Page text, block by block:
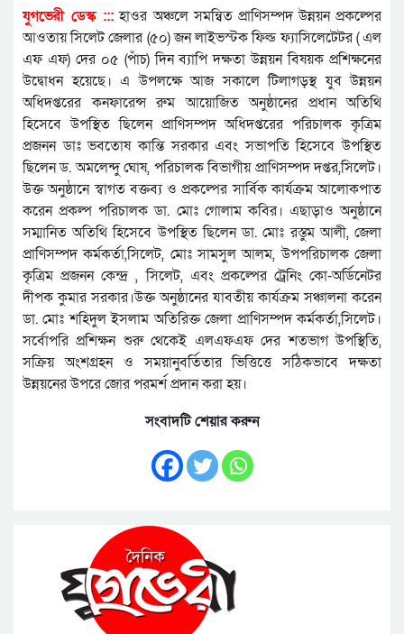
যুগভেরী ডেস্ক ::: হাওর অঞ্চলে সমন্বিত প্রাণিসম্পদ উন্নয়ন প্রকল্পের
আওতায় সিলেট জেলার (৫০) জন লাইভস্টক ফিল্ড ফ্যাসিলেটেটর ( এল
এফ এফ) দের ০৫ (পাঁচ)দিন ব্যাপি দক্ষতা উন্নয়ন বিষয়ক প্রশিক্ষনের
উদ্বোধন হয়েছে। এ উপলক্ষে আজ সকালে টিলাগড়স্থ যুব উন্নয়ন
অধিদপ্তরের কনফারেন্স রুম আয়োজিত অনুষ্ঠানের প্রধান অতিথি
হিসেবে উপস্থিত ছিলেন প্রাণিসম্পদ অধিদপ্তরের পরিচালক কৃত্রিম
প্রজনন ডাঃ ভবতোষ কান্তি সরকার এবং সভাপতি হিসেবে উপস্থিত
ছিলেন ড. অমলেন্দু ঘোষ, পরিচালক বিভাগীয় প্রাণিসম্পদ দপ্তর,সিলেট।
উক্ত অনুষ্ঠানে স্বাগত বক্তব্য ও প্রকল্পের সার্বিক কার্যক্রম আলোকপাত
করেন প্রকল্প পরিচালক ডা. মোঃ গোলাম কবির। এছাড়াও অনুষ্ঠানে
সম্মানিত অতিথি হিসেবে উপস্থিত ছিলেন ডা. মোঃ রস্তুম আলী, জেলা
প্রাণিসম্পদ কর্মকর্তা,সিলেট, মোঃ সামসুল আলম, উপপরিচালক জেলা
কৃত্রিম প্রজনন কেন্দ্র , সিলেট, এবং প্রকল্পের ট্রেনিং কো-অর্ডিনেটর
দীপক কুমার সরকার।উক্ত অনুষ্ঠানের যাবতীয় কার্যক্রম সঞ্চালনা করেন
ডা. মোঃ শহিদুল ইসলাম অতিরিক্ত জেলা প্রাণিসম্পদ কর্মকর্তা,সিলেট।
সর্বোপরি প্রশিক্ষন শুরু থেকেই এলএফএফ দের শতভাগ উপস্থিতি,
সক্রিয় অংশগ্রহন ও সময়ানুবর্তিতার ভিত্তিত্তে সঠিকভাবে দক্ষতা
উন্নয়নের উপরে জোর পরমর্শ প্রদান করা হয়।
সংবাদটি শেয়ার করুন